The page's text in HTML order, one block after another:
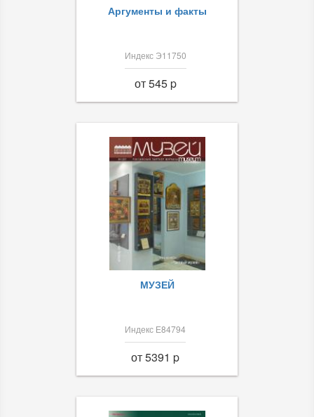
Аргументы и факты
Индекс Э11750
от 545 p
МУЗЕЙ
Индекс Е84794
от 5391 p